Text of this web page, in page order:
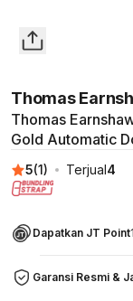
Thomas
Thomas
Gold Automatic
5(1) Terjual4
Dapatkan JT Point
Garansi Resmi &